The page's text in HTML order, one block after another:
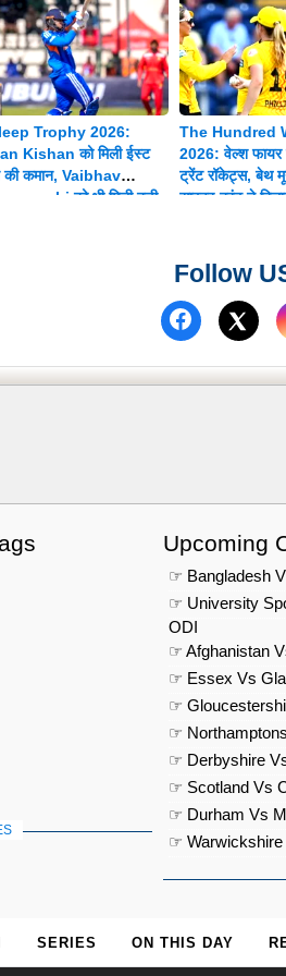
Trophy 2026:
Kishan को मिली ईस्ट
की कमान, Vaibhav
को भी मिली बड़ी
The Hundred
2026: वेल्श फायर
ट्रेंट रॉकेट्स, बेथ
साइवर-ब्रंट ने
Follow
Follow us
Upcoming
☞ Bangladesh
☞ University
ODI
☞ Afghanistan
☞ Essex Vs
☞
☞
☞ Derbyshire
☞ Scotland Vs
☞ Durham Vs
☞ Warwickshire
SERIES ON THIS DAY